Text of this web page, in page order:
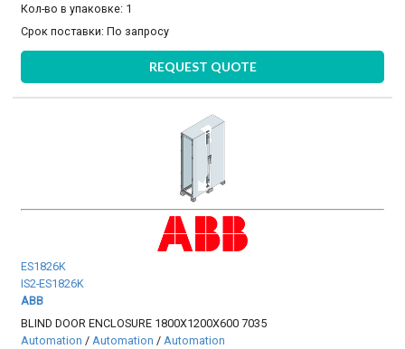
Кол-во в упаковке: 1
Срок поставки:По запросу
REQUEST QUOTE
ES1826K
IS2-ES1826K
ABB
BLIND DOOR ENCLOSURE 1800X1200X600 7035
Automation /Automation /Automation